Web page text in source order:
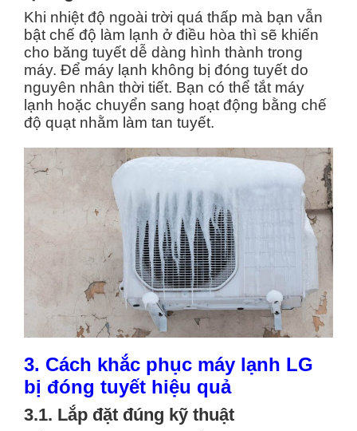
Khi nhiệt độ ngoài trời quá thấp mà bạn vẫn
bật chế độ làm lạnh ở điều hòa thì sẽ khiến
cho băng tuyết dễ dàng hình thành trong
máy. Để máy lạnh không bị đóng tuyết do
nguyên nhân thời tiết. Bạn có thể tắt máy
lạnh hoặc chuyển sang hoạt động bằng chế
độ quạt nhằm làm tan tuyết.
3. Cách khắc phục máy lạnh LG
bị đóng tuyết hiệu quả
3.1. Lắp đặt đúng kỹ thuật